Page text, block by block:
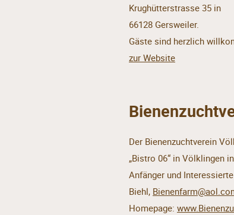
Krughütterstrasse 35 in
66128 Gersweiler.
Gäste sind herzlich
zur Website
Der Bienenzuchtverein
„Bistro 06“ in Völklingen
Anfänger und
Biehl,
Homepage: